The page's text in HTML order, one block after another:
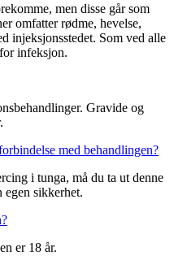
men disse går som
omfatter rødme, hevelse,
injeksjonsstedet. Som ved alle
infeksjon.
Gravide og
med behandlingen?
i tunga, må du ta ut denne
sikkerhet.
er 18 år.